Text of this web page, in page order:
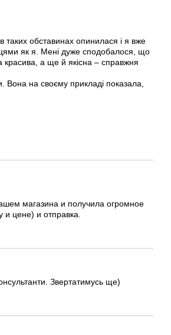
таких обставинах опинилася і я вже
як я. Мені дуже сподобалося, що
а ще й якісна – справжня
на своєму прикладі показала,
магазина и получила огромное
и цене) и отправка.
Звертатимусь ще)